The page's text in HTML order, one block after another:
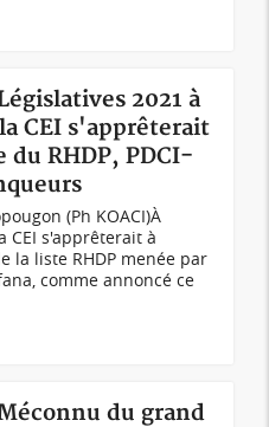
2021 à
CEI s'apprêterait
du RHDP, PDCI-
(Ph KOACI)À
CEI s'apprêterait à
la liste RHDP menée par
comme annoncé ce
du grand